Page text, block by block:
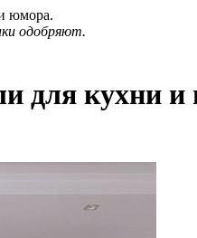
юмора.
одобряют.
для кухни и